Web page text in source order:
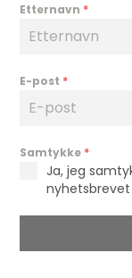
Etternavn *
E-post *
Samtykke *
Ja, jeg
nyhetsbrevet